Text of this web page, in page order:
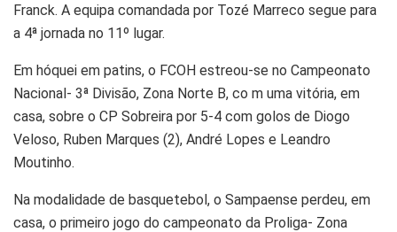
Franck. A equipa comandada por Tozé Marreco segue para
a 4ª jornada no 11º lugar.
Em hóquei em patins, o FCOH estreou-se no Campeonato
Nacional- 3ª Divisão, Zona Norte B, co m uma vitória, em
casa, sobre o CP Sobreira por 5-4 com golos de Diogo
Veloso, Ruben Marques (2), André Lopes e Leandro
Moutinho.
Na modalidade de basquetebol, o Sampaense perdeu, em
casa, o primeiro jogo do campeonato da Proliga- Zona